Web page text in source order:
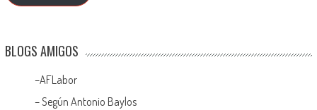
BLOGS AMIGOS
–AFLabor
– Según Antonio Baylos